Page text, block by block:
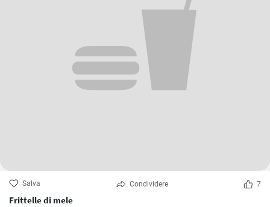
Salva Condividere 7
Frittelle di mele